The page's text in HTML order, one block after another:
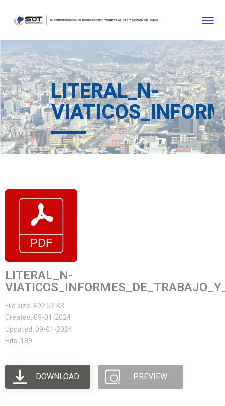
LITERAL_N-
LITERAL_N-
File size: 492.52 KB
Created: 09-01-2024
Updated: 09-01-2024
Hits: 189
DOWNLOAD PREVIEW